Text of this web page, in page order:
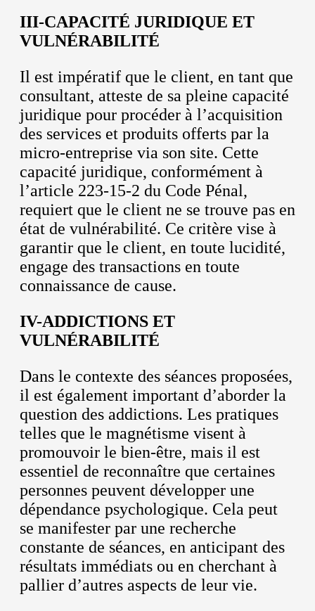
III-CAPACITÉ JURIDIQUE ET
VULNÉRABILITÉ
Il est impératif que le client, en tant que
consultant, atteste de sa pleine capacité
juridique pour procéder à l’acquisition
des services et produits offerts par la
micro-entreprise via son site. Cette
capacité juridique, conformément à
l’article 223-15-2 du Code Pénal,
requiert que le client ne se trouve pas en
état de vulnérabilité. Ce critère vise à
garantir que le client, en toute lucidité,
engage des transactions en toute
connaissance de cause.
IV-ADDICTIONS ET
VULNÉRABILITÉ
Dans le contexte des séances proposées,
il est également important d’aborder la
question des addictions. Les pratiques
telles que le magnétisme visent à
promouvoir le bien-être, mais il est
essentiel de reconnaître que certaines
personnes peuvent développer une
dépendance psychologique. Cela peut
se manifester par une recherche
constante de séances, en anticipant des
résultats immédiats ou en cherchant à
pallier d’autres aspects de leur vie.